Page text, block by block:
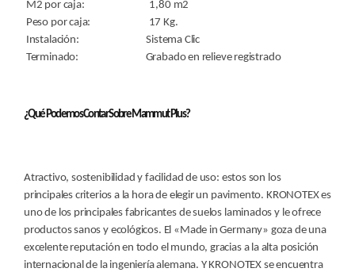
M2 por caja: 1,80 m2
Peso por caja: 17 Kg.
Instalación: Sistema Clic
Terminado: Grabado en relieve registrado
¿Qué Podemos Contar Sobre Mammut Plus?
Atractivo, sostenibilidad y facilidad de uso: estos son los
principales criterios a la hora de elegir un pavimento. KRONOTEX es
uno de los principales fabricantes de suelos laminados y le ofrece
productos sanos y ecológicos. El «Made in Germany» goza de una
excelente reputación en todo el mundo, gracias a la alta posición
internacional de la ingeniería alemana. Y KRONOTEX se encuentra